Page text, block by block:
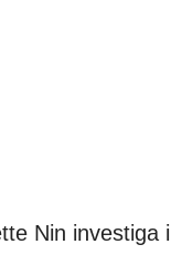
Nin investiga i